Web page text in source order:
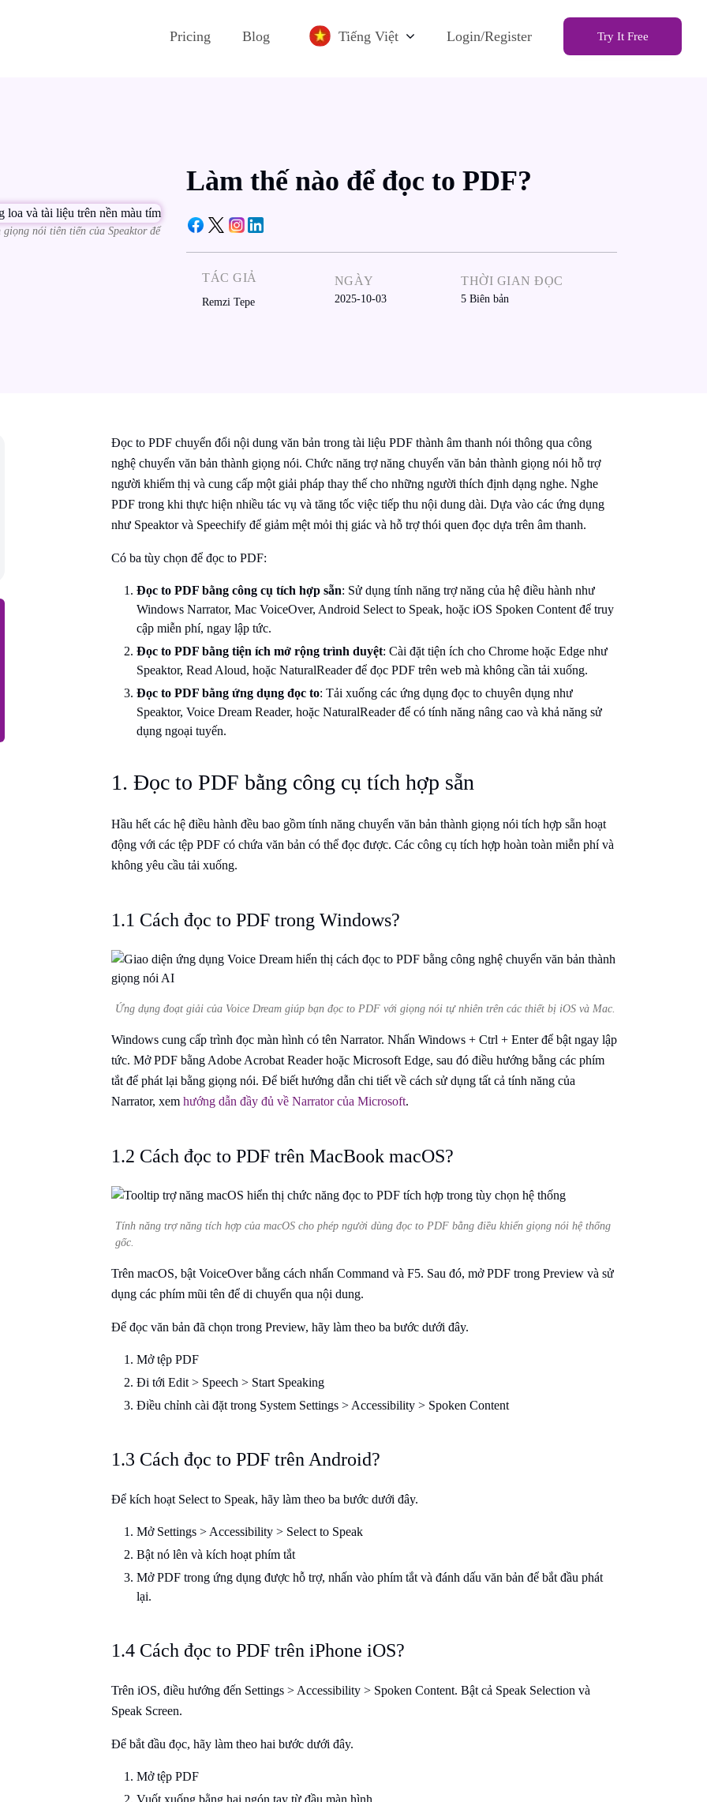
Pricing Blog Tiếng Việt Login/Register Try It Free
nói tiên tiến của Speaktor để
Làm thế nào để đọc to PDF?
TÁC GIẢ
Remzi Tepe
NGÀY
2025-10-03
THỜI GIAN ĐỌC
5 Biên bản
Đọc to PDF chuyển đổi nội dung văn bản trong tài liệu PDF thành âm thanh nói thông qua công
nghệ chuyển văn bản thành giọng nói. Chức năng trợ năng chuyển văn bản thành giọng nói hỗ trợ
người khiếm thị và cung cấp một giải pháp thay thế cho những người thích định dạng nghe. Nghe
PDF trong khi thực hiện nhiều tác vụ và tăng tốc việc tiếp thu nội dung dài. Dựa vào các ứng dụng
như Speaktor và Speechify để giảm mệt mỏi thị giác và hỗ trợ thói quen đọc dựa trên âm thanh.
Có ba tùy chọn để đọc to PDF:
Đọc to PDF bằng công cụ tích hợp sẵn: Sử dụng tính năng trợ năng của hệ điều hành như
Windows Narrator, Mac VoiceOver, Android Select to Speak, hoặc iOS Spoken Content để truy
cập miễn phí, ngay lập tức.
Đọc to PDF bằng tiện ích mở rộng trình duyệt: Cài đặt tiện ích cho Chrome hoặc Edge như
Speaktor, Read Aloud, hoặc NaturalReader để đọc PDF trên web mà không cần tải xuống.
Đọc to PDF bằng ứng dụng đọc to: Tải xuống các ứng dụng đọc to chuyên dụng như
Speaktor, Voice Dream Reader, hoặc NaturalReader để có tính năng nâng cao và khả năng sử
dụng ngoại tuyến.
1. Đọc to PDF bằng công cụ tích hợp sẵn
Hầu hết các hệ điều hành đều bao gồm tính năng chuyển văn bản thành giọng nói tích hợp sẵn hoạt
động với các tệp PDF có chứa văn bản có thể đọc được. Các công cụ tích hợp hoàn toàn miễn phí và
không yêu cầu tải xuống.
1.1 Cách đọc to PDF trong Windows?
Ứng dụng đoạt giải của Voice Dream giúp bạn đọc to PDF với giọng nói tự nhiên trên các thiết bị iOS và Mac.
Windows cung cấp trình đọc màn hình có tên Narrator. Nhấn Windows + Ctrl + Enter để bật ngay lập
tức. Mở PDF bằng Adobe Acrobat Reader hoặc Microsoft Edge, sau đó điều hướng bằng các phím
tắt để phát lại bằng giọng nói. Để biết hướng dẫn chi tiết về cách sử dụng tất cả tính năng của
Narrator, xem hướng dẫn đầy đủ về Narrator của Microsoft.
1.2 Cách đọc to PDF trên MacBook macOS?
Tính năng trợ năng tích hợp của macOS cho phép người dùng đọc to PDF bằng điều khiển giọng nói hệ thống
gốc.
Trên macOS, bật VoiceOver bằng cách nhấn Command và F5. Sau đó, mở PDF trong Preview và sử
dụng các phím mũi tên để di chuyển qua nội dung.
Để đọc văn bản đã chọn trong Preview, hãy làm theo ba bước dưới đây.
Mở tệp PDF
Đi tới Edit > Speech > Start Speaking
Điều chỉnh cài đặt trong System Settings > Accessibility > Spoken Content
1.3 Cách đọc to PDF trên Android?
Để kích hoạt Select to Speak, hãy làm theo ba bước dưới đây.
Mở Settings > Accessibility > Select to Speak
Bật nó lên và kích hoạt phím tắt
Mở PDF trong ứng dụng được hỗ trợ, nhấn vào phím tắt và đánh dấu văn bản để bắt đầu phát
lại.
1.4 Cách đọc to PDF trên iPhone iOS?
Trên iOS, điều hướng đến Settings > Accessibility > Spoken Content. Bật cả Speak Selection và
Speak Screen.
Để bắt đầu đọc, hãy làm theo hai bước dưới đây.
Mở tệp PDF
Vuốt xuống bằng hai ngón tay từ đầu màn hình